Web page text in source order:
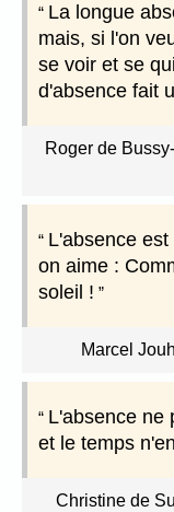
La longue
mais, si l'on
se voir et se
d'absence fait
Roger de
L'absence
on aime :
soleil !
Marcel
L'absence ne
et le temps
Christine de